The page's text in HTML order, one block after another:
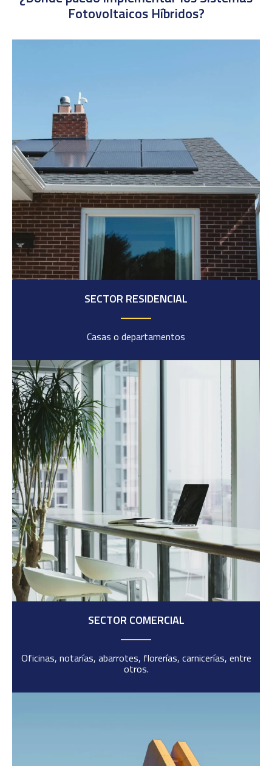
Fotovoltaicos Híbridos?
SECTOR RESIDENCIAL
Casas o departamentos
SECTOR COMERCIAL
Oficinas, notarías, abarrotes, florerías, carnicerías, entre
otros.